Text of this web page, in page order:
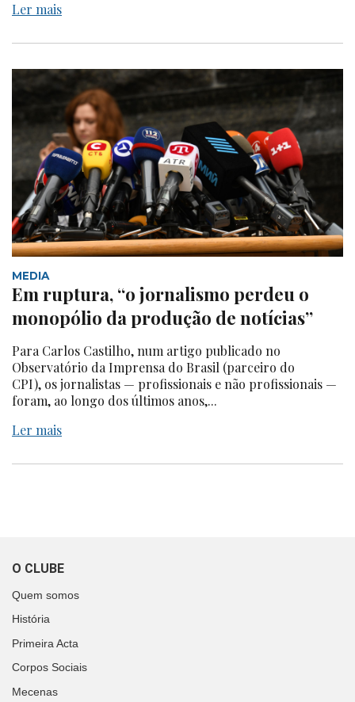
Ler mais
MEDIA
Em ruptura, “o jornalismo perdeu o
monopólio da produção de notícias”
Para Carlos Castilho, num artigo publicado no
Observatório da Imprensa do Brasil (parceiro do
CPI), os jornalistas — profissionais e não profissionais —
foram, ao longo dos últimos anos,...
Ler mais
O CLUBE
Quem somos
História
Primeira Acta
Corpos Sociais
Mecenas